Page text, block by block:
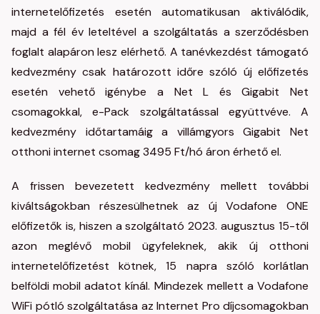
internetelőfizetés esetén automatikusan aktiválódik,
majd a fél év leteltével a szolgáltatás a szerződésben
foglalt alapáron lesz elérhető. A tanévkezdést támogató
kedvezmény csak határozott időre szóló új előfizetés
esetén vehető igénybe a Net L és Gigabit Net
csomagokkal, e-Pack szolgáltatással együttvéve. A
kedvezmény időtartamáig a villámgyors Gigabit Net
otthoni internet csomag 3495 Ft/hó áron érhető el.
A frissen bevezetett kedvezmény mellett további
kiváltságokban részesülhetnek az új Vodafone ONE
előfizetők is, hiszen a szolgáltató 2023. augusztus 15-től
azon meglévő mobil ügyfeleknek, akik új otthoni
internetelőfizetést kötnek, 15 napra szóló korlátlan
belföldi mobil adatot kínál. Mindezek mellett a Vodafone
WiFi pótló szolgáltatása az Internet Pro díjcsomagokban